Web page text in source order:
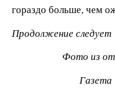
гораздо больше, чем
Продолжение следует
Фото из
Газета